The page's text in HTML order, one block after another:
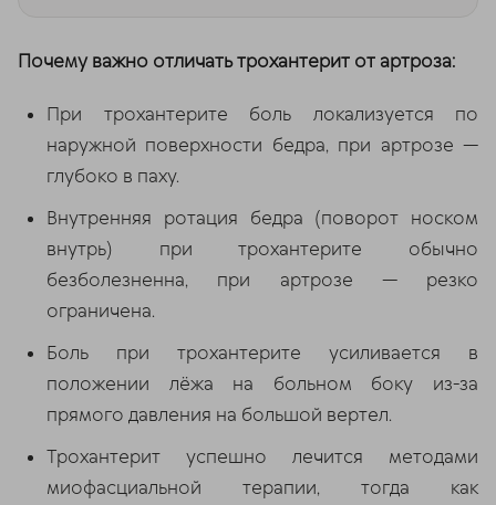
Почему важно отличать трохантерит от артроза:
При трохантерите боль локализуется по
наружной поверхности бедра, при артрозе —
глубоко в паху.
Внутренняя ротация бедра (поворот носком
внутрь) при трохантерите обычно
безболезненна, при артрозе — резко
ограничена.
Боль при трохантерите усиливается в
положении лёжа на больном боку из-за
прямого давления на большой вертел.
Трохантерит успешно лечится методами
миофасциальной терапии, тогда как